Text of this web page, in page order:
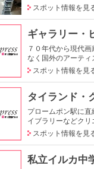
スポット情報を見
ギャラリー・
７０年代から現代
なく国外のアーテ
スポット情報を見
タイランド・
プロームポン駅に
イブラリーなどク
スポット情報を見
私立イルカ中